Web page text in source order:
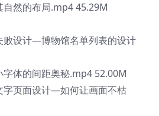
然的布局.mp4 45.29M
设计—博物馆名单列表的设计
体的间距奥秘.mp4 52.00M
页面设计—如何让画面不枯